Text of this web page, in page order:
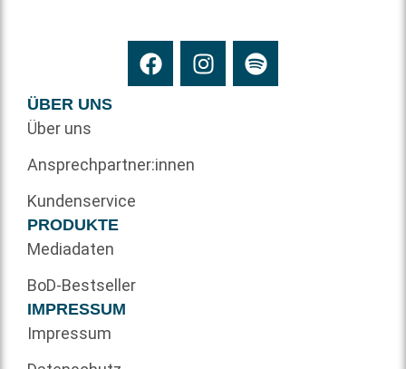
ÜBER UNS
Über uns
Ansprechpartner:innen
Kundenservice
PRODUKTE
Mediadaten
BoD-Bestseller
IMPRESSUM
Impressum